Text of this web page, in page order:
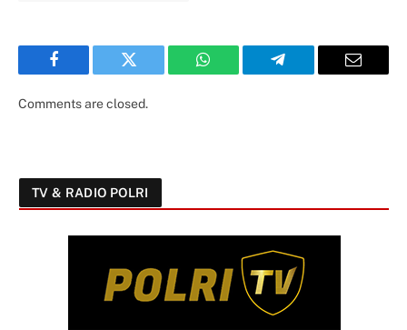
Facebook Twitter WhatsApp Telegram Email
Comments are closed.
TV & RADIO POLRI